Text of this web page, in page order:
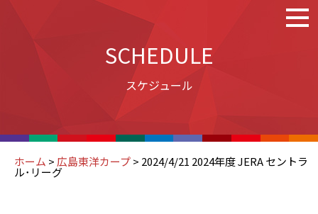
SCHEDULE
スケジュール
ホーム > 広島東洋カープ> 2024/4/21 2024年度 JERA セントラ
ル･リーグ